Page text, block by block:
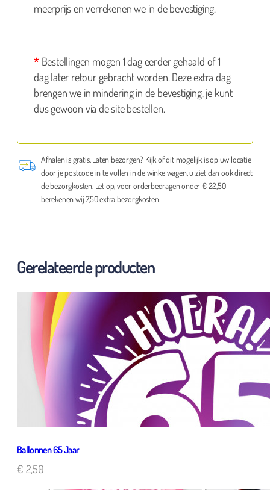
meerprijs en verrekenen we in de bevestiging.
* Bestellingen mogen 1 dag eerder gehaald of 1
dag later retour gebracht worden. Deze extra dag
brengen we in mindering in de bevestiging, je kunt
dus gewoon via de site bestellen.
Afhalen is gratis. Laten bezorgen? Kijk of dit mogelijk is op uw locatie
door je postcode in te vullen in de winkelwagen, u ziet dan ook direct
de bezorgkosten. Let op, voor orderbedragen onder € 22,50
berekenen wij 7,50 extra bezorgkosten.
Gerelateerde producten
Ballonnen 65 Jaar
€ 2,50